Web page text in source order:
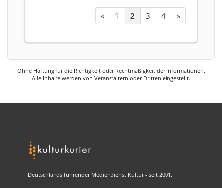
« 1 2 3 4 »
Ohne Haftung für die Richtigkeit oder Rechtmäßigkeit der Informationen.
Alle Inhalte werden von Veranstaltern oder Dritten eingestellt.
Deutschlands führender Mediendienst Kultur - seit 2001.